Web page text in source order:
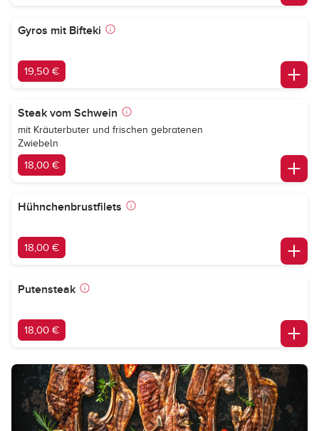
Gyros mit Bifteki
19,50 €
Steak vom Schwein
mit Kräuterbuter und frischen gebratenen
Zwiebeln
18,00 €
Hühnchenbrustfilets
18,00 €
Putensteak
18,00 €